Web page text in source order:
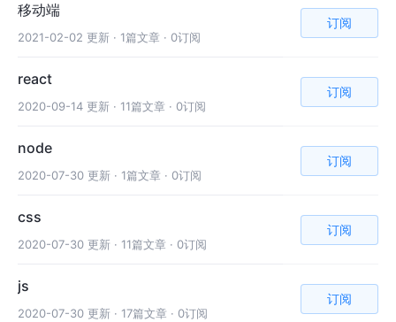
移动端
2021-02-02 更新 · 1篇文章 · 0订阅
订阅
react
2020-09-14 更新 · 11篇文章 · 0订阅
订阅
node
2020-07-30 更新 · 1篇文章 · 0订阅
订阅
css
2020-07-30 更新 · 11篇文章 · 0订阅
订阅
js
2020-07-30 更新 · 17篇文章 · 0订阅
订阅